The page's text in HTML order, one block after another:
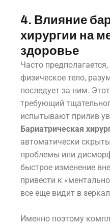
4. Влияние
хирургии на
здоровье
Часто
физическое тело,
последует за ним.
требующий
испытывают прилив
Бариатрическая
автоматически
проблемы или
быстрое изменение
привести к
все еще видит в
Именно поэтому